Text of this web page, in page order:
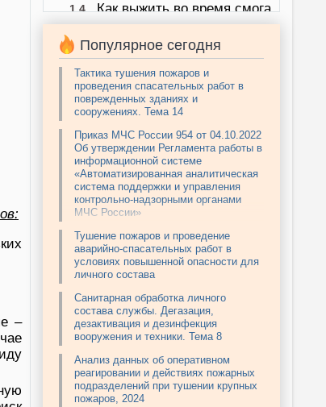
–
1.4.
Как выжить во время смога
в условиях смога и жары
1.5.
Как действовать во время
засухи и сильной жары
Популярное сегодня
Тактика тушения пожаров и
проведения спасательных работ в
поврежденных зданиях и
сооружениях. Тема 14
Приказ МЧС России 954 от 04.10.2022
Об утверждении Регламента работы в
информационной системе
«Автоматизированная аналитическая
система поддержки и управления
контрольно-надзорными органами
МЧС России»
Тушение пожаров и проведение
аварийно-спасательных работ в
условиях повышенной опасности для
личного состава
Санитарная обработка личного
состава службы. Дегазация,
дезактивация и дезинфекция
вооружения и техники. Тема 8
Анализ данных об оперативном
реагировании и действиях пожарных
подразделений при тушении крупных
пожаров, 2024